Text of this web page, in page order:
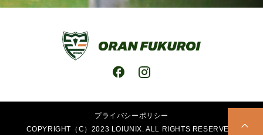
プライバシーポリシー
COPYRIGHT（C）2023 LOIUNIX. ALL RIGHTS RESERVED.